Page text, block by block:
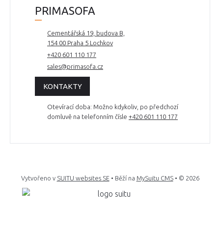
PRIMASOFA
Cementářská 19, budova B,
154 00 Praha 5 Lochkov
+420 601 110 177
sales@primasofa.cz
KONTAKTY
Otevírací doba: Možno kdykoliv, po předchozí
domluvě na telefonním čísle +420 601 110 177
Vytvořeno v SUITU websites SE• Běží na MySuitu CMS• © 2026